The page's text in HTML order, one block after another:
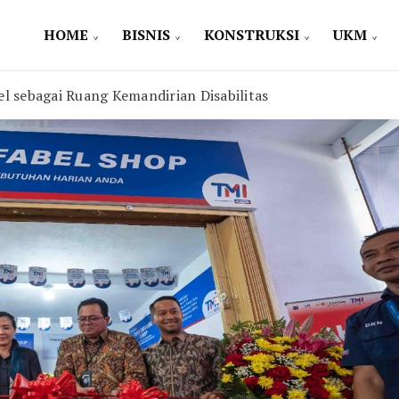
HOME BISNIS KONSTRUKSI UKM
sebagai Ruang Kemandirian Disabilitas